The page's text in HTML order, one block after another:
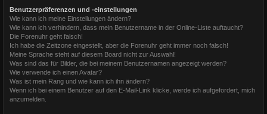
Benutzerpräferenzen und -einstellungen
Wie kann ich meine Einstellungen ändern?
Wie kann ich verhindern, dass mein Benutzername in der Online-Liste auftaucht?
Die Forenuhr geht falsch!
Ich habe die Zeitzone eingestellt, aber die Forenuhr geht immer noch falsch!
Meine Sprache steht auf diesem Board nicht zur Auswahl!
Was sind das für Bilder, die bei meinem Benutzernamen angezeigt werden?
Wie verwende ich einen Avatar?
Was ist mein Rang und wie kann ich ihn ändern?
Wenn ich bei einem Benutzer auf den E-Mail-Link klicke, werde ich aufgefordert, mich
anzumelden.